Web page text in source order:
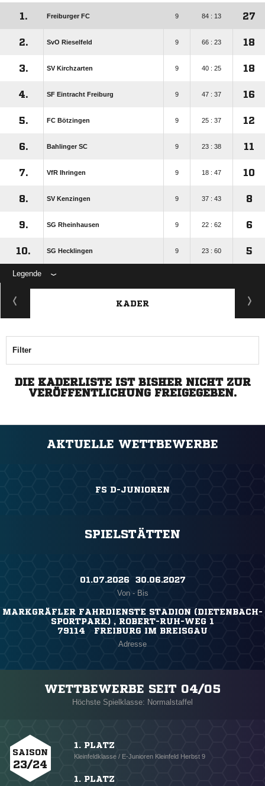
1. Freiburger FC 9 84 : 13 27
2. SvO Rieselfeld 9 66 : 23 18
3. SV Kirchzarten 9 40 : 25 18
4. SF Eintracht Freiburg 9 47 : 37 16
5. FC Bötzingen 9 25 : 37 12
6. Bahlinger SC 9 23 : 38 11
7. VfR Ihringen 9 18 : 47 10
8. SV Kenzingen 9 37 : 43 8
9. SG Rheinhausen 9 22 : 62 6
10. SG Hecklingen 9 23 : 60 5
Legende
KADER
Filter
DIE KADERLISTE IST BISHER NICHT ZUR
VERÖFFENTLICHUNG FREIGEGEBEN.
AKTUELLE WETTBEWERBE
FS D-JUNIOREN
SPIELSTÄTTEN
01.07.2026 ​ 30.06.2027
Von - Bis
MARKGRÄFLER FAHRDIENSTE STADION (DIETENBACH-
SPORTPARK) , ROBERT-RUH-WEG 1
79114 FREIBURG IM BREISGAU
Adresse
WETTBEWERBE SEIT 04/05
Höchste Spielklasse: Normalstaffel
SAISON
23/24
1. PLATZ
Kleinfeldklasse / E-Junioren Kleinfeld Herbst 9
1. PLATZ